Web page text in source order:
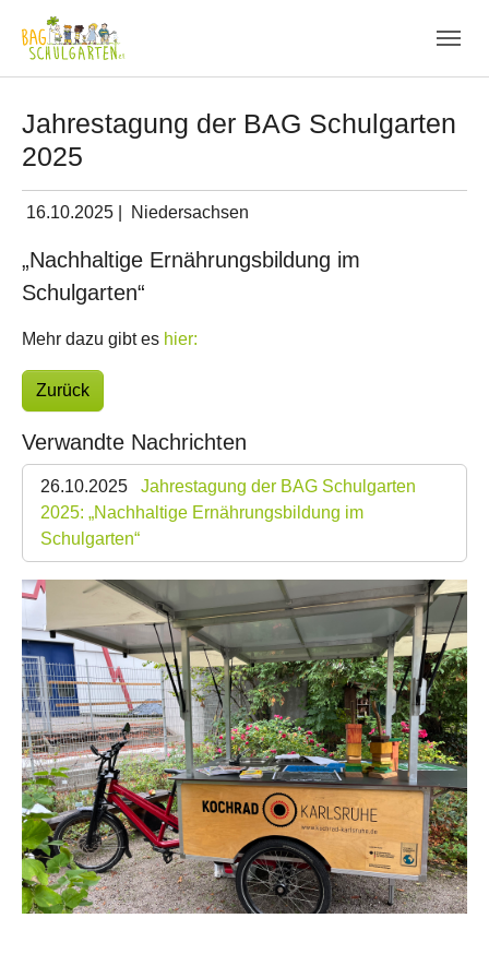
Jahrestagung der BAG Schulgarten
2025
16.10.2025 Niedersachsen
„Nachhaltige Ernährungsbildung im
Schulgarten“
Mehr dazu gibt es hier:
Zurück
Verwandte Nachrichten
26.10.2025
Jahrestagung der BAG Schulgarten
2025: „Nachhaltige Ernährungsbildung im
Schulgarten“